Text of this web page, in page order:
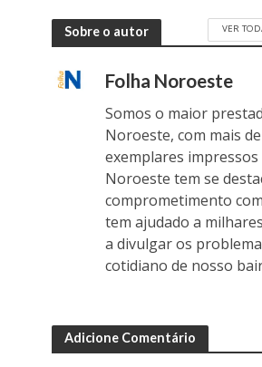
Sobre o autor VER
Folha Noroeste
Somos o maior
Noroeste, com mais
exemplares impressos
Noroeste tem se
comprometimento
tem ajudado a
a divulgar os
cotidiano de nosso
Adicione Comentário